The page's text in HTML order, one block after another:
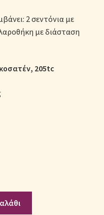
2 σεντόνια με
με διάσταση
205tc